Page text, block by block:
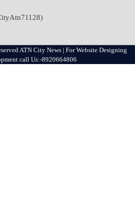
ATN City News | For Website Designing
call Us:-8920664806